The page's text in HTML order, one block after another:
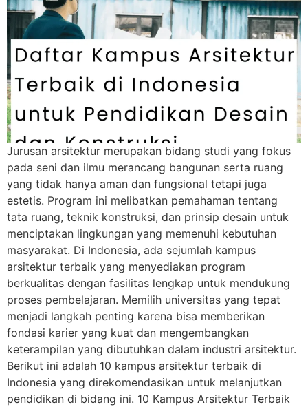
Jurusan arsitektur merupakan bidang studi yang fokus
pada seni dan ilmu merancang bangunan serta ruang
yang tidak hanya aman dan fungsional tetapi juga
estetis. Program ini melibatkan pemahaman tentang
tata ruang, teknik konstruksi, dan prinsip desain untuk
menciptakan lingkungan yang memenuhi kebutuhan
masyarakat. Di Indonesia, ada sejumlah kampus
arsitektur terbaik yang menyediakan program
berkualitas dengan fasilitas lengkap untuk mendukung
proses pembelajaran. Memilih universitas yang tepat
menjadi langkah penting karena bisa memberikan
fondasi karier yang kuat dan mengembangkan
keterampilan yang dibutuhkan dalam industri arsitektur.
Berikut ini adalah 10 kampus arsitektur terbaik di
Indonesia yang direkomendasikan untuk melanjutkan
pendidikan di bidang ini. 10 Kampus Arsitektur Terbaik